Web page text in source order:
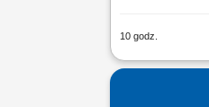
10 godz.